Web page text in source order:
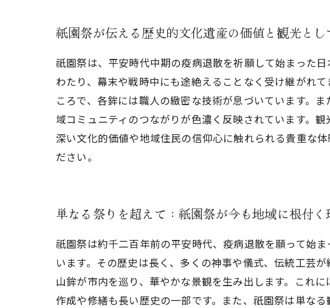
祇園祭が伝える歴史的文化遺産の価値と観光とし
祇園祭は、平安時代中期の疫病退散を祈願して始まった
わたり、幕末や戦時中にも途絶えることなく受け継がれ
ころで、各鉾には職人の緻密な技術が息づいています。
域コミュニティのつながりが色濃く反映されています。
深い文化的価値や地域住民の信仰心に触れられる貴重な
ださい。
単なる祭りを超えて：祇園祭が今も地域に根付く
祇園祭は約千二百年前の平安時代、疫病退散を願って始
います。その歴史は長く、多くの神事や儀式、伝統工芸
山鉾が市内を巡り、華やかな景観を生み出します。これ
作成や修繕も長い歴史の一部です。また、祇園祭は単な